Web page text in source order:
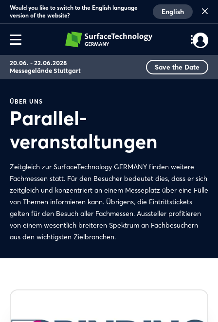
Would you like to switch to the English language
version of the website?
English
20.06. - 22.06.2028
Messegelände Stuttgart
Save the Date
ÜBER UNS
Parallel-
veranstaltungen
Zeitgleich zur SurfaceTechnology GERMANY finden weitere
Fachmessen statt. Für den Besucher bedeutet dies, dass er sich
zeitgleich und konzentriert an einem Messeplatz über eine Fülle
von Themen informieren kann. Übrigens, die Eintrittstickets
gelten für den Besuch aller Fachmessen. Aussteller profitieren
von einem wesentlich breiteren Spektrum an Fachbesuchern
aus den wichtigsten Zielbranchen.